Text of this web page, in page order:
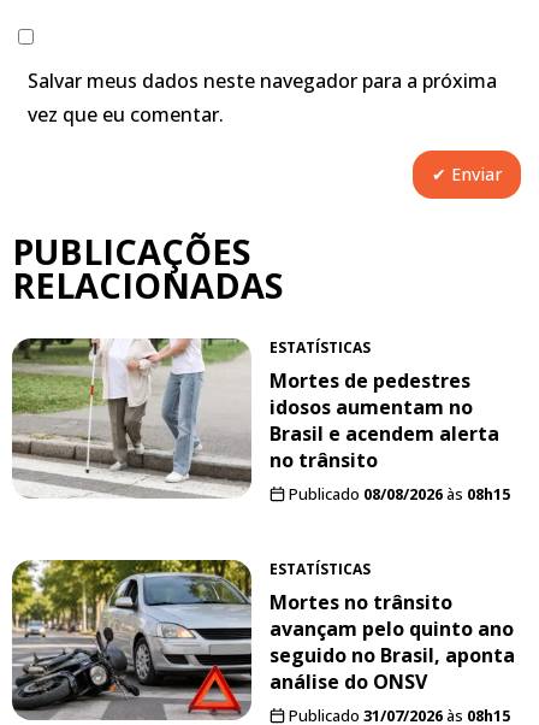
Salvar meus dados neste navegador para a próxima
vez que eu comentar.
PUBLICAÇÕES
RELACIONADAS
ESTATÍSTICAS
Mortes de pedestres
idosos aumentam no
Brasil e acendem alerta
no trânsito
Publicado 08/08/2026às 08h15
ESTATÍSTICAS
Mortes no trânsito
avançam pelo quinto ano
seguido no Brasil, aponta
análise do ONSV
Publicado 31/07/2026às 08h15